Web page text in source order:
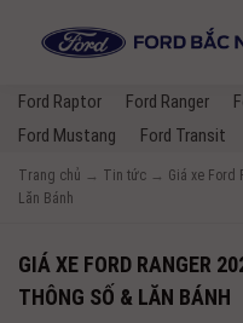
Ford Raptor Ford Ranger
Ford Mustang
Ford Transit
Trang chủ → Tin tức → Giá xe Ford
Lăn Bánh
GIÁ XE FORD RANGER
THÔNG SỐ & LĂN BÁNH